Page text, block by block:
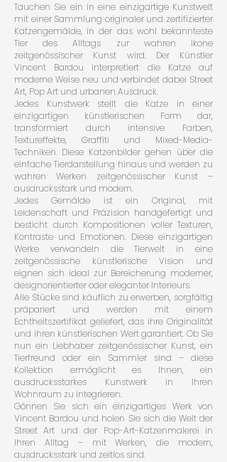
Tauchen Sie ein in eine einzigartige Kunstwelt
mit einer Sammlung originaler und zertifizierter
Katzengemälde, in der das wohl bekannteste
Tier des Alltags zur wahren Ikone
zeitgenössischer Kunst wird. Der Künstler
Vincent Bardou interpretiert die Katze auf
moderne Weise neu und verbindet dabei Street
Art, Pop Art und urbanen Ausdruck.
Jedes Kunstwerk stellt die Katze in einer
einzigartigen künstlerischen Form dar,
transformiert durch intensive Farben,
Textureffekte, Graffiti und Mixed-Media-
Techniken. Diese Katzenbilder gehen über die
einfache Tierdarstellung hinaus und werden zu
wahren Werken zeitgenössischer Kunst –
ausdrucksstark und modern.
Jedes Gemälde ist ein Original, mit
Leidenschaft und Präzision handgefertigt und
besticht durch Kompositionen voller Texturen,
Kontraste und Emotionen. Diese einzigartigen
Werke verwandeln die Tierwelt in eine
zeitgenössische künstlerische Vision und
eignen sich ideal zur Bereicherung moderner,
designorientierter oder eleganter Interieurs.
Alle Stücke sind käuflich zu erwerben, sorgfältig
präpariert und werden mit einem
Echtheitszertifikat geliefert, das ihre Originalität
und ihren künstlerischen Wert garantiert. Ob Sie
nun ein Liebhaber zeitgenössischer Kunst, ein
Tierfreund oder ein Sammler sind – diese
Kollektion ermöglicht es Ihnen, ein
ausdrucksstarkes Kunstwerk in Ihren
Wohnraum zu integrieren.
Gönnen Sie sich ein einzigartiges Werk von
Vincent Bardou und holen Sie sich die Welt der
Street Art und der Pop-Art-Katzenmalerei in
Ihren Alltag – mit Werken, die modern,
ausdrucksstark und zeitlos sind.